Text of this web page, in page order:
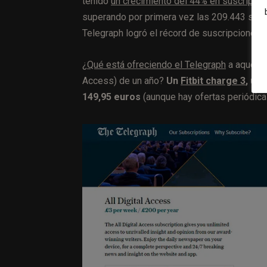
superando por primera vez las 209.443
Telegraph logró el récord de suscripciones.
¿Qué está ofreciendo el Telegraph a
Access) de un año? Un Fitbit charge 3,
149,95 euros (aunque hay ofertas